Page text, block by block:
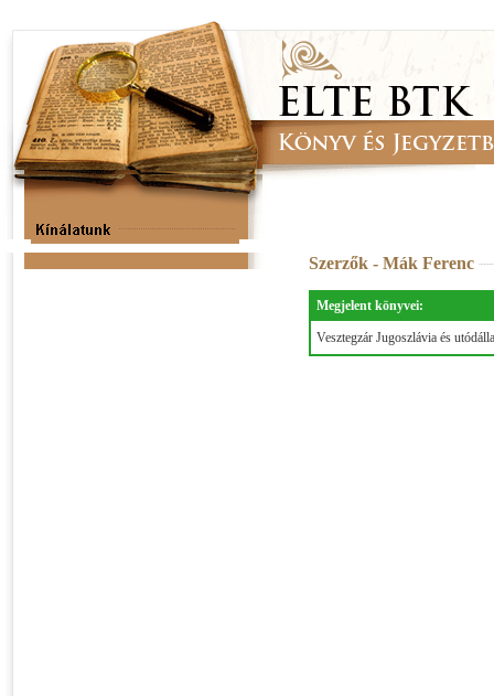
Szerzők - Mák Ferenc
Megjelent könyvei:
Vesztegzár Jugoszlávia és